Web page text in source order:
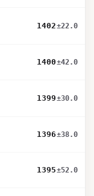
1402±22.0
1400±42.0
1399±30.0
1396±38.0
1395±52.0